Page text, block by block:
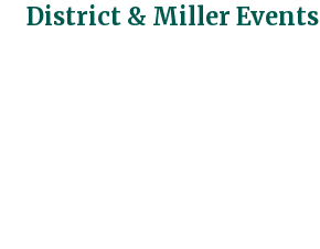
District & Miller Events